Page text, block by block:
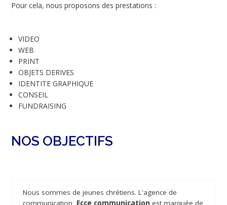
Pour cela, nous proposons des prestations :
VIDEO
WEB
PRINT
OBJETS DERIVES
IDENTITE GRAPHIQUE
CONSEIL
FUNDRAISING
NOS OBJECTIFS
Nous sommes de jeunes chrétiens. L'agence de
communication, Ecce communication est marquée de